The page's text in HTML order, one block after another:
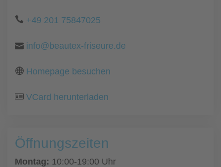
+49 201 75847025
info@beautex-friseure.de
Homepage besuchen
VCard herunterladen
Öffnungszeiten
Montag: 10:00-19:00 Uhr